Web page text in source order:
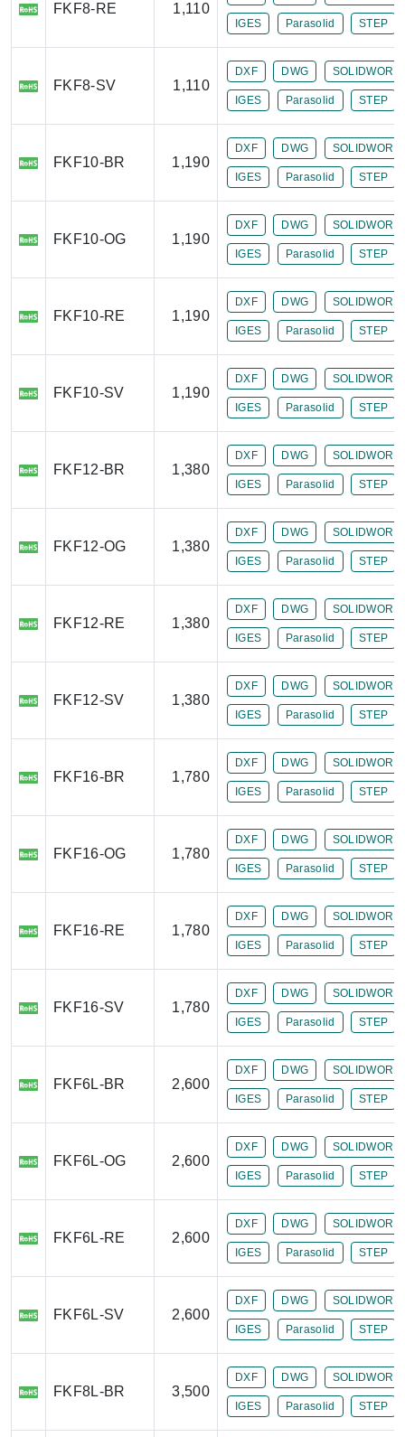
FKF8-RE 1,110
IGES Parasolid STEP
FKF8-SV 1,110
DXF DWG
IGES Parasolid STEP
FKF10-BR 1,190
DXF DWG
IGES Parasolid STEP
FKF10-OG 1,190
DXF DWG
IGES Parasolid STEP
FKF10-RE 1,190
DXF DWG
IGES Parasolid STEP
FKF10-SV 1,190
DXF DWG
IGES Parasolid STEP
FKF12-BR 1,380
DXF DWG
IGES Parasolid STEP
FKF12-OG 1,380
DXF DWG
IGES Parasolid STEP
FKF12-RE 1,380
DXF DWG
IGES Parasolid STEP
FKF12-SV 1,380
DXF DWG
IGES Parasolid STEP
FKF16-BR 1,780
DXF DWG
IGES Parasolid STEP
FKF16-OG 1,780
DXF DWG
IGES Parasolid STEP
FKF16-RE 1,780
DXF DWG
IGES Parasolid STEP
FKF16-SV 1,780
DXF DWG
IGES Parasolid STEP
FKF6L-BR 2,600
DXF DWG
IGES Parasolid STEP
FKF6L-OG 2,600
DXF DWG
IGES Parasolid STEP
FKF6L-RE 2,600
DXF DWG
IGES Parasolid STEP
FKF6L-SV 2,600
DXF DWG
IGES Parasolid STEP
FKF8L-BR 3,500
DXF DWG
IGES Parasolid STEP